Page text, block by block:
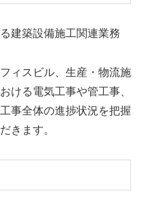
建築設備施工関連業務
ィスビル、生産・物流施
ける電気工事や管工事、
事全体の進捗状況を把握
きます。